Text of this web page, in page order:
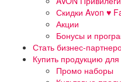
Скидки Avon ♥
Акции
Бонусы и
Стать бизнес-
Купить продукцию
Промо наборы